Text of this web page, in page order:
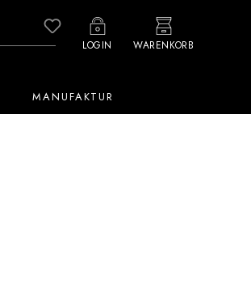
Du hast 0 Produkte auf dem
LOGIN WARENKORB
MANUFAKTUR